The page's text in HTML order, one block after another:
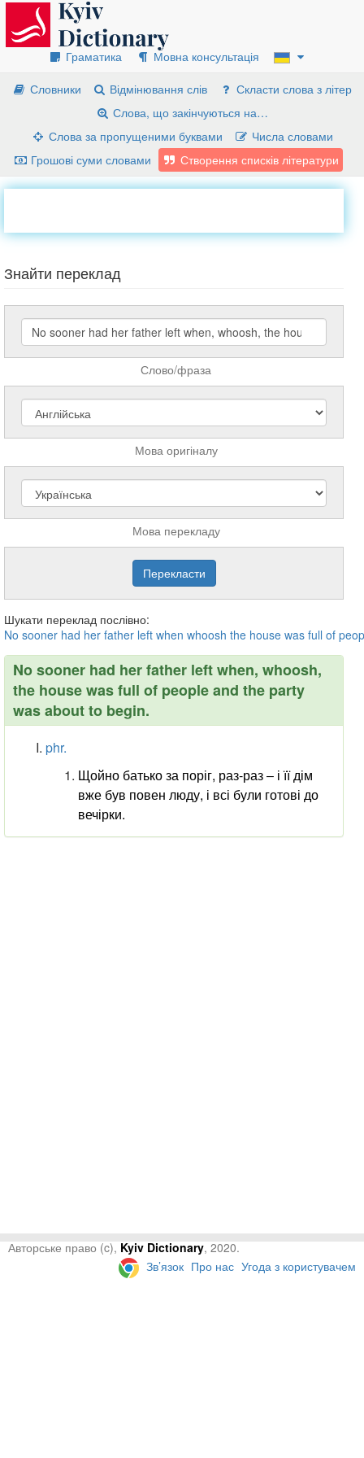
Граматика
Мовна консультація
Словники
Відмінювання слів
Скласти слова з літер
Слова, що закінчуються на…
Слова за пропущеними буквами
Числа словами
Грошові суми словами
Створення списків літератури
Знайти переклад
Слово/фраза
Мова оригіналу
Мова перекладу
Шукати переклад послівно:
No sooner had her father left when whoosh the house was full of
No sooner had her father left when, whoosh,
the house was full of people and the party
was about to begin.
phr.
Щойно батько за поріг, раз-раз ‒ і її дім
вже був повен люду, і всі були готові до
вечірки.
Авторське право (c), Kyiv Dictionary, 2020.
Зв’язок Про нас Угода з користувачем